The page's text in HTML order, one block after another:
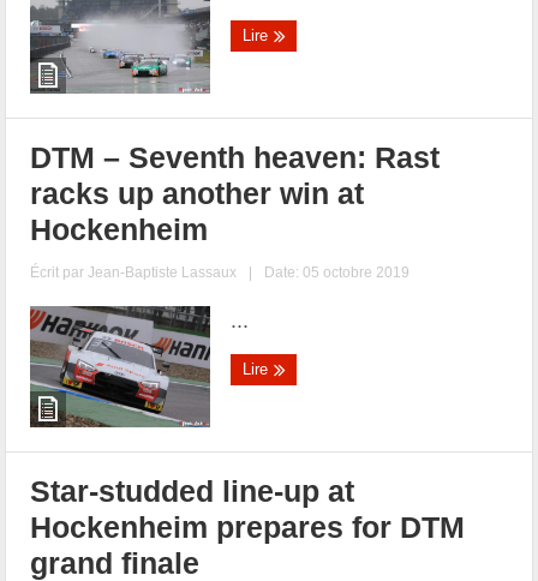
Lire
DTM – Seventh heaven: Rast
racks up another win at
Hockenheim
Écrit parJean-Baptiste Lassaux | Date: 05 octobre 2019
...
Lire
Star-studded line-up at
Hockenheim prepares for DTM
grand finale